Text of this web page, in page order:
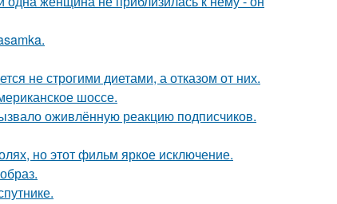
не строгими диетами, а отказом от них.
шоссе.
оживлённую реакцию подписчиков.
но этот фильм яркое исключение.